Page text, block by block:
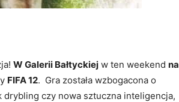
W Galerii Bałtyckiej w ten weekend na
FIFA 12. Gra została wzbogacona o
czy nowa sztuczna inteligencja,